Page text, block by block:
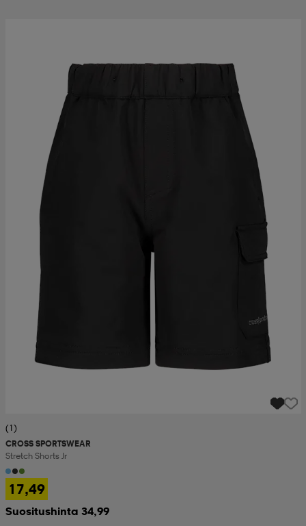
(1)
CROSS SPORTSWEAR
Stretch Shorts Jr
17,49
Suositushinta 34,99